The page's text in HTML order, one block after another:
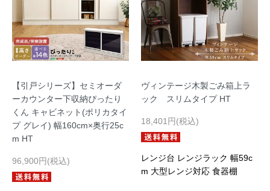
【引戸シリーズ】セミオーダ
ーカウンター下収納ぴったり
くん キャビネット(ポリカタイ
プ グレイ) 幅160cm×奥行25c
m HT
96,900円(税込)
ヴィンテージ木製ごみ箱上ラ
ック スリムタイプ HT
18,401円(税込)
レンジ台 レンジラック 幅59c
m 大型レンジ対応 食器棚